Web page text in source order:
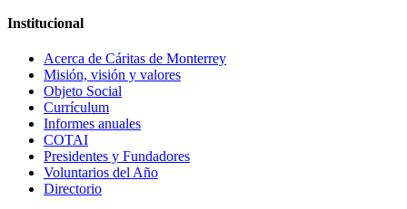
Institucional
Acerca de Cáritas de Monterrey
Misión, visión y valores
Objeto Social
Currículum
Informes anuales
COTAI
Presidentes y Fundadores
Voluntarios del Año
Directorio